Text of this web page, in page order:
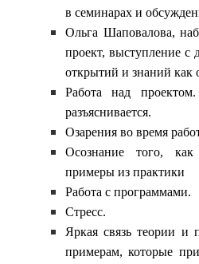
в семинарах и
Ольга Шаповалова,
проект, выступление
открытий и знаний как
Работа над
разъяснивается.
Озарения во время
Осознание того,
примеры из практики
Работа с программами.
Стресс.
Яркая связь теории и
примерам, которые